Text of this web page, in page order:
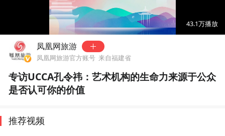
05:50
43.1万播放
凤凰网旅游
凤凰网旅游官方账号 来自福建省
专访UCCA孔令祎：艺术机构的生命力来源于公众
是否认可你的价值
推荐视频